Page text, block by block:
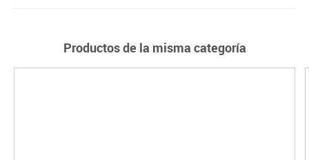
Productos de la misma categoría